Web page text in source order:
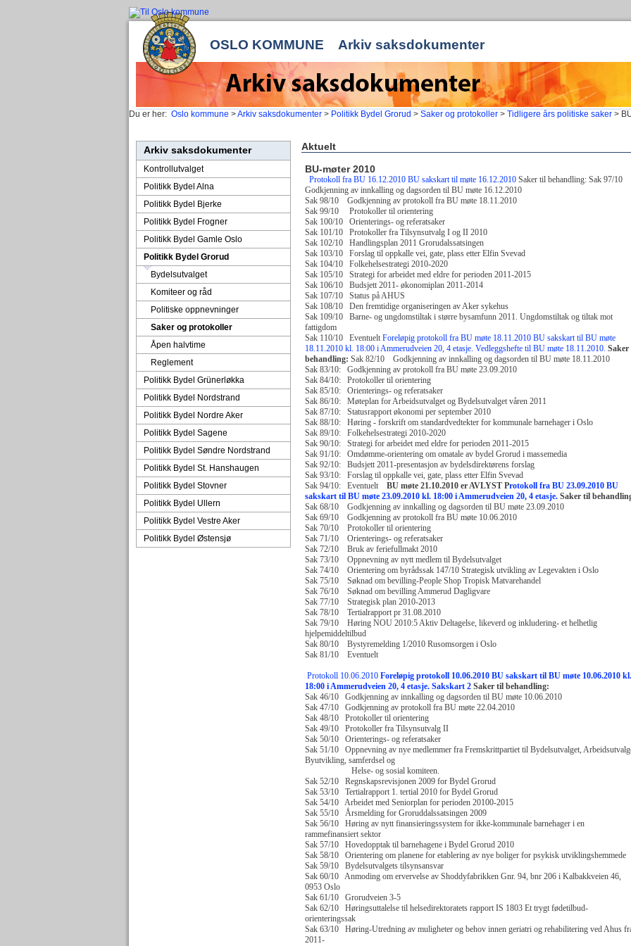
OSLO KOMMUNE Arkiv saksdokumenter
Du er her: Oslo kommune >Arkiv saksdokumenter> Politikk Bydel Grorud > Saker og protokoller> Tidligere års politiske saker>
Arkiv saksdokumenter
Kontrollutvalget
Politikk Bydel Alna
Politikk Bydel Bjerke
Politikk Bydel Frogner
Politikk Bydel Gamle Oslo
Politikk Bydel Grorud
Bydelsutvalget
Komiteer og råd
Politiske oppnevninger
Saker og protokoller
Åpen halvtime
Reglement
Politikk Bydel Grünerløkka
Politikk Bydel Nordstrand
Politikk Bydel Nordre Aker
Politikk Bydel Sagene
Politikk Bydel Søndre Nordstrand
Politikk Bydel St. Hanshaugen
Politikk Bydel Stovner
Politikk Bydel Ullern
Politikk Bydel Vestre Aker
Politikk Bydel Østensjø
Aktuelt
BU-møter 2010
Protokoll fra BU 16.12.2010 BU sakskart til møte 16.12.2010Saker til behandling: Sak 97/10
Godkjenning av innkalling og dagsorden til BU møte 16.12.2010
Sak 98/10 Godkjenning av protokoll fra BU møte 18.11.2010
Sak 99/10 Protokoller til orientering
Sak 100/10 Orienterings- og referatsaker
Sak 101/10 Protokoller fra Tilsynsutvalg I og II 2010
Sak 102/10 Handlingsplan 2011 Grorudalssatsingen
Sak 103/10 Forslag til oppkalle vei, gate, plass etter Elfin Svevad
Sak 104/10 Folkehelsestrategi 2010-2020
Sak 105/10 Strategi for arbeidet med eldre for perioden 2011-2015
Sak 106/10 Budsjett 2011- økonomiplan 2011-2014
Sak 107/10 Status på AHUS
Sak 108/10 Den fremtidige organiseringen av Aker sykehus
Sak 109/10 Barne- og ungdomstiltak i større bysamfunn 2011. Ungdomstiltak og tiltak mot
fattigdom
Sak 110/10 Eventuelt Foreløpig protokoll fra BU møte 18.11.2010 BU sakskart til BU møte
18.11.2010 kl. 18:00 i Ammerudveien 20, 4 etasje. Vedleggshefte til BU møte 18.11.2010. Saker
behandling: Sak 82/10 Godkjenning av innkalling og dagsorden til BU møte 18.11.2010
Sak 83/10: Godkjenning av protokoll fra BU møte 23.09.2010
Sak 84/10: Protokoller til orientering
Sak 85/10: Orienterings- og referatsaker
Sak 86/10: Møteplan for Arbeidsutvalget og Bydelsutvalget våren 2011
Sak 87/10: Statusrapport økonomi per september 2010
Sak 88/10: Høring - forskrift om standardvedtekter for kommunale barnehager i Oslo
Sak 89/10: Folkehelsestrategi 2010-2020
Sak 90/10: Strategi for arbeidet med eldre for perioden 2011-2015
Sak 91/10: Omdømme-orientering om omatale av bydel Grorud i massemedia
Sak 92/10: Budsjett 2011-presentasjon av bydelsdirektørens forslag
Sak 93/10: Forslag til oppkalle vei, gate, plass etter Elfin Svevad
Sak 94/10: Eventuelt BU møte 21.10.2010 er AVLYST Protokoll fra BU 23.09.2010 BU
sakskart til BU møte 23.09.2010 kl. 18:00 i Ammerudveien 20, 4 etasje. Saker til
Sak 68/10 Godkjenning av innkalling og dagsorden til BU møte 23.09.2010
Sak 69/10 Godkjenning av protokoll fra BU møte 10.06.2010
Sak 70/10 Protokoller til orientering
Sak 71/10 Orienterings- og referatsaker
Sak 72/10 Bruk av feriefullmakt 2010
Sak 73/10 Oppnevning av nytt medlem til Bydelsutvalget
Sak 74/10 Orientering om byrådssak 147/10 Strategisk utvikling av Legevakten i Oslo
Sak 75/10 Søknad om bevilling-People Shop Tropisk Matvarehandel
Sak 76/10 Søknad om bevilling Ammerud Dagligvare
Sak 77/10 Strategisk plan 2010-2013
Sak 78/10 Tertialrapport pr 31.08.2010
Sak 79/10 Høring NOU 2010:5 Aktiv Deltagelse, likeverd og inkludering- et helhetlig
hjelpemiddeltilbud
Sak 80/10 Bystyremelding 1/2010 Rusomsorgen i Oslo
Sak 81/10 Eventuelt
Protokoll 10.06.2010 Foreløpig protokoll 10.06.2010 BU sakskart til BU møte 10.06.2010 kl.
18:00 i Ammerudveien 20, 4 etasje. Sakskart 2 Saker til behandling:
Sak 46/10 Godkjenning av innkalling og dagsorden til BU møte 10.06.2010
Sak 47/10 Godkjenning av protokoll fra BU møte 22.04.2010
Sak 48/10 Protokoller til orientering
Sak 49/10 Protokoller fra Tilsynsutvalg II
Sak 50/10 Orienterings- og referatsaker
Sak 51/10 Oppnevning av nye medlemmer fra Fremskrittpartiet til Bydelsutvalget,
Byutvikling, samferdsel og
Helse- og sosial komiteen.
Sak 52/10 Regnskapsrevisjonen 2009 for Bydel Grorud
Sak 53/10 Tertialrapport 1. tertial 2010 for Bydel Grorud
Sak 54/10 Arbeidet med Seniorplan for perioden 20100-2015
Sak 55/10 Årsmelding for Groruddalssatsingen 2009
Sak 56/10 Høring av nytt finansieringssystem for ikke-kommunale barnehager i en
rammefinansiert sektor
Sak 57/10 Hovedopptak til barnehagene i Bydel Grorud 2010
Sak 58/10 Orientering om planene for etablering av nye boliger for psykisk utviklingshemmede
Sak 59/10 Bydelsutvalgets tilsynsansvar
Sak 60/10 Anmoding om ervervelse av Shoddyfabrikken Gnr. 94, bnr 206 i Kalbakkveien 46,
0953 Oslo
Sak 61/10 Grorudveien 3-5
Sak 62/10 Høringsuttalelse til helsedirektoratets rapport IS 1803 Et trygt fødetilbud-
orienteringssak
Sak 63/10 Høring-Utredning av muligheter og behov innen geriatri og rehabilitering ved Ahus
2011-